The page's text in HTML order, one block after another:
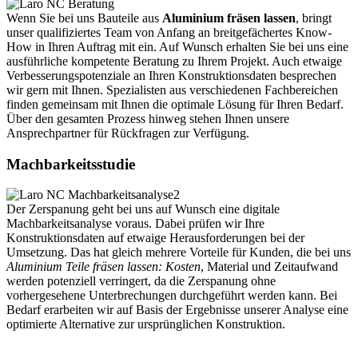
Wenn Sie bei uns Bauteile aus Aluminium fräsen lassen, bringt
unser qualifiziertes Team von Anfang an breitgefächertes Know-
How in Ihren Auftrag mit ein. Auf Wunsch erhalten Sie bei uns eine
ausführliche kompetente Beratung zu Ihrem Projekt. Auch etwaige
Verbesserungspotenziale an Ihren Konstruktionsdaten besprechen
wir gern mit Ihnen. Spezialisten aus verschiedenen Fachbereichen
finden gemeinsam mit Ihnen die optimale Lösung für Ihren Bedarf.
Über den gesamten Prozess hinweg stehen Ihnen unsere
Ansprechpartner für Rückfragen zur Verfügung.
Machbarkeitsstudie
Der Zerspanung geht bei uns auf Wunsch eine digitale
Machbarkeitsanalyse voraus. Dabei prüfen wir Ihre
Konstruktionsdaten auf etwaige Herausforderungen bei der
Umsetzung. Das hat gleich mehrere Vorteile für Kunden, die bei uns
Aluminium Teile fräsen lassen: Kosten, Material und Zeitaufwand
werden potenziell verringert, da die Zerspanung ohne
vorhergesehene Unterbrechungen durchgeführt werden kann. Bei
Bedarf erarbeiten wir auf Basis der Ergebnisse unserer Analyse eine
optimierte Alternative zur ursprünglichen Konstruktion.